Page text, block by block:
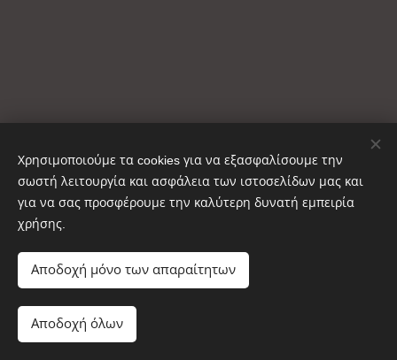
Copyright © ΚΑΥΣΟΞΥΛΑ ΑΙΝΟΣ 2025
Χρησιμοποιούμε τα cookies για να εξασφαλίσουμε την
σωστή λειτουργία και ασφάλεια των ιστοσελίδων μας και
για να σας προσφέρουμε την καλύτερη δυνατή εμπειρία
χρήσης.
Αποδοχή μόνο των απαραίτητων
Αποδοχή όλων